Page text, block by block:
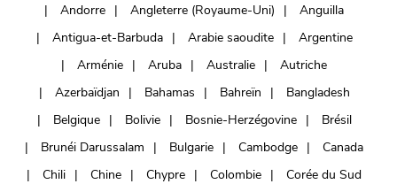
Andorre
Angleterre (Royaume-Uni)
Anguilla
Antigua-et-Barbuda
Arabie saoudite
Argentine
Arménie
Aruba Australie
Autriche
Azerbaïdjan
Bahamas Bahreïn
Bangladesh
Belgique
Bolivie Bosnie-Herzégovine
Brésil
Brunéi Darussalam
Bulgarie Cambodge
Canada
Chili
Chine Chypre Colombie
Corée du Sud